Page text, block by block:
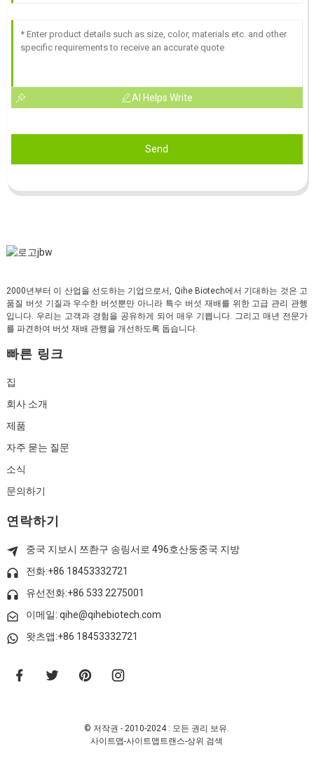
AI Helps Write
Send
2000년부터 이 산업을 선도하는 기업으로서, Qihe Biotech에서 기대하는 것은 고
품질 버섯 기질과 우수한 버섯뿐만 아니라 특수 버섯 재배를 위한 고급 관리 관행
입니다. 우리는 고객과 경험을 공유하게 되어 매우 기쁩니다. 그리고 매년 전문가
를 파견하여 버섯 재배 관행을 개선하도록 돕습니다.
빠른 링크
집
회사 소개
제품
자주 묻는 질문
소식
문의하기
연락하기
중국 지보시 쯔촨구 송링서로 496호산둥중국 지방
전화:+86 18453332721
유선전화:+86 533 2275001
이메일: qihe@qihebiotech.com
왓츠앱:+86 18453332721
© 저작권 - 2010-2024 : 모든 권리 보유.
사이트맵-사이트맵트랜스-상위 검색